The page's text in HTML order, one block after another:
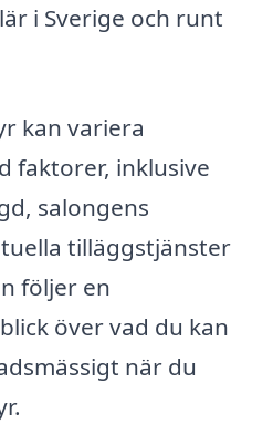
i Sverige och runt
kan variera
faktorer, inklusive
salongens
tilläggstjänster
följer en
över vad du kan
när du